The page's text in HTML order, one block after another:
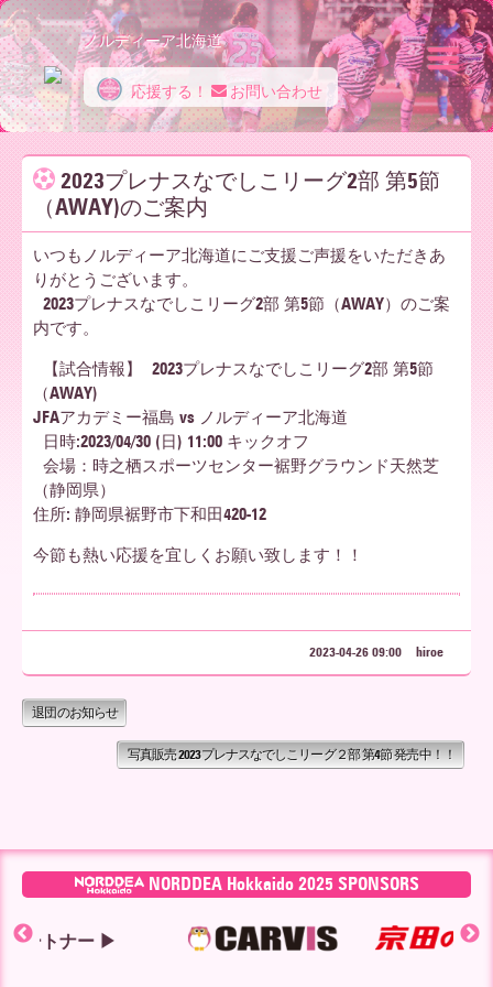
ノ
ル
デ
ィ
ー
ア
北
海
ノルディーア北海道
応援する！ お問い合わせ
2023プレナスなでしこリーグ2部 第5節
（AWAY)のご案内
いつもノルディーア北海道にご支援ご声援をいただきあ
りがとうございます。
2023プレナスなでしこリーグ2部 第5節（AWAY）のご案
内です。
【試合情報】 2023プレナスなでしこリーグ2部 第5節
（AWAY)
JFAアカデミー福島 vs ノルディーア北海道
日時:2023/04/30 (日) 11:00 キックオフ
会場：時之栖スポーツセンター裾野グラウンド天然芝
（静岡県）
住所: 静岡県裾野市下和田420-12
今節も熱い応援を宜しくお願い致します！！
2023-04-26 09:00 hiroe
退団のお知らせ
写真販売 2023プレナスなでしこリーグ２部 第4節 発売中！！
NORDDEA Hokkaido 2025 SPONSORS
ー ▶